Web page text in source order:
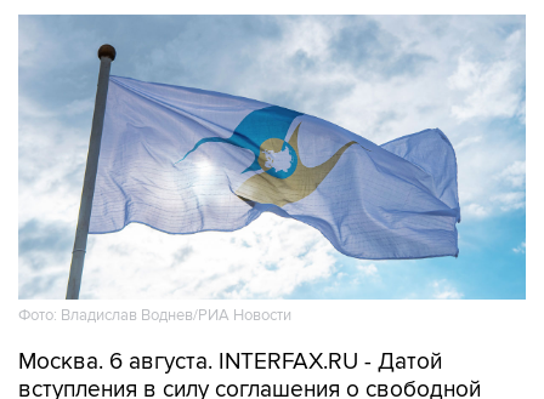
Фото: Владислав Воднев/РИА Новости
Москва. 6 августа. INTERFAX.RU - Датой
вступления в силу соглашения о свободной